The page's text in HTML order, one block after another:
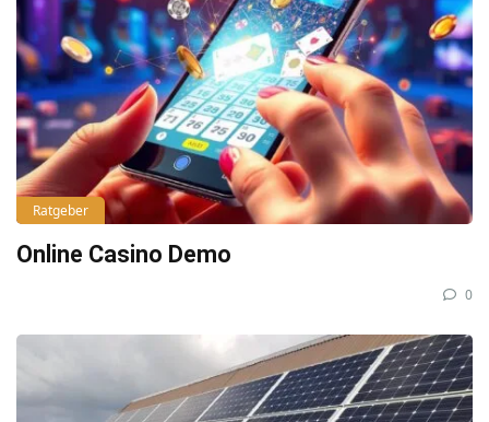
Ratgeber
Online Casino Demo
0